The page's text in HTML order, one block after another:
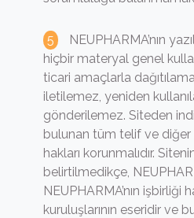
NEUPHARMA’nın
hiçbir materyal genel
ticari amaçlarla
iletilemez, yeniden
gönderilemez. Siteden
bulunan tüm telif ve diğer
hakları korunmalıdır.
belirtilmedikçe,
NEUPHARMA’nın işbirliği
kuruluşlarının eseridir ve